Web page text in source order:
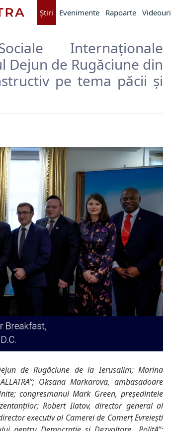
Ştiri Evenimente Rapoarte Videouri
Internaționale
Dejun de Rugăciune din
pe tema păcii și
de Rugăciune de la Ierusalim; Marina
Oksana Markarova, ambasadoare
congresmanul Mark Green, președintele
Robert Ilatov, director general al
executiv al Camerei de Comerț Evreiești